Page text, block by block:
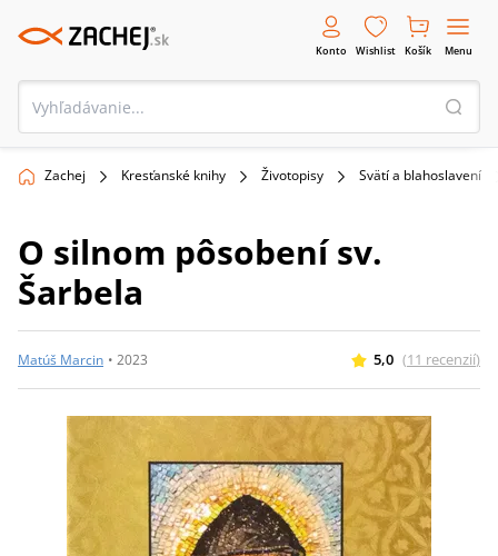
Konto Wishlist Košík Menu
Zachej Kresťanské knihy Životopisy Svätí a blahoslavení
O silnom pôsobení sv.
Šarbela
Matúš Marcin • 2023 5,0 (11 recenzií)